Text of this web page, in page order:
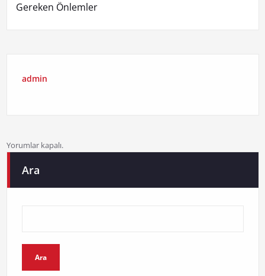
Gereken Önlemler
admin
Yorumlar kapalı.
Ara
Ara